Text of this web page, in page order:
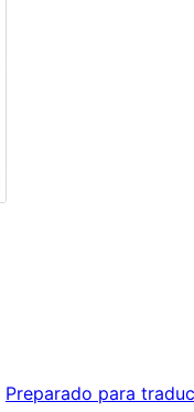
Preparado para